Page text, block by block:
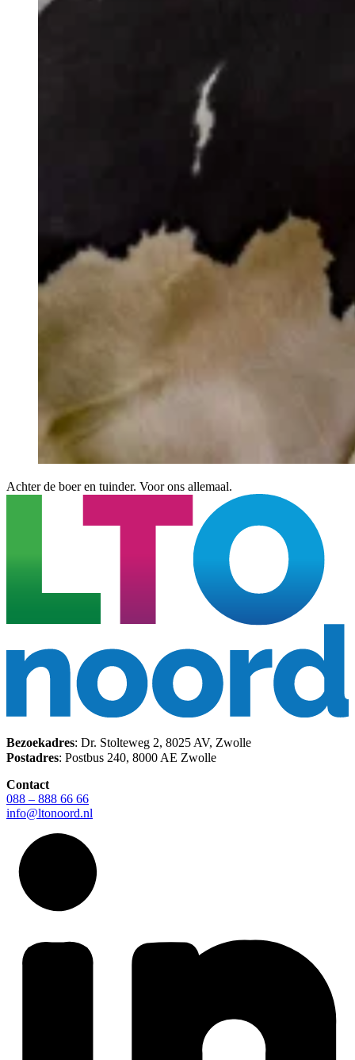
Achter de boer en tuinder. Voor ons allemaal.
Bezoekadres: Dr. Stolteweg 2, 8025 AV, Zwolle
Postadres: Postbus 240, 8000 AE Zwolle
Contact
088 – 888 66 66
info@ltonoord.nl